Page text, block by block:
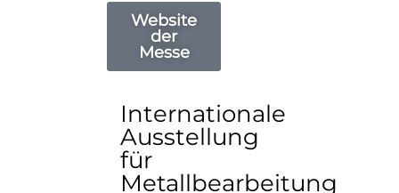
Website
der
Messe
Internationale
Ausstellung
für
Metallbearbeitung